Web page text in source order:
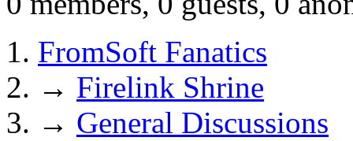
FromSoft Fanatics
→ Firelink Shrine
→ General Discussions